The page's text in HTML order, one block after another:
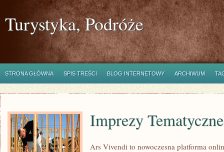
Turystyka, Podróże
STRONA GŁÓWNA SPIS TREŚCI BLOG INTERNETOWY ARCHIWUM
Imprezy Tematyczne
Ars Vivendi to nowoczesna platforma